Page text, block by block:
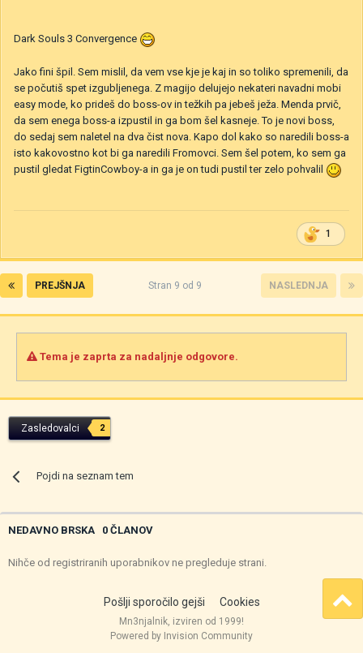
Dark Souls 3 Convergence
Jako fini špil. Sem mislil, da vem vse kje je kaj in so toliko spremenili, da
se počutiš spet izgubljenega. Z magijo delujejo nekateri navadni mobi
easy mode, ko prideš do boss-ov in težkih pa jebeš ježa. Menda prvič,
da sem enega boss-a izpustil in ga bom šel kasneje. To je novi boss,
do sedaj sem naletel na dva čist nova. Kapo dol kako so naredili boss-a
isto kakovostno kot bi ga naredili Fromovci. Sem šel potem, ko sem ga
pustil gledat FigtinCowboy-a in ga je on tudi pustil ter zelo pohvalil
1
PREJŠNJA NASLEDNJA
Stran 9 od 9
Tema je zaprta za nadaljnje odgovore.
Zasledovalci 2
Pojdi na seznam tem
NEDAVNO BRSKA 0 ČLANOV
Nihče od registriranih uporabnikov ne pregleduje strani.
Pošlji sporočilo gejši Cookies
Mn3njalnik, izviren od 1999!
Powered by Invision Community